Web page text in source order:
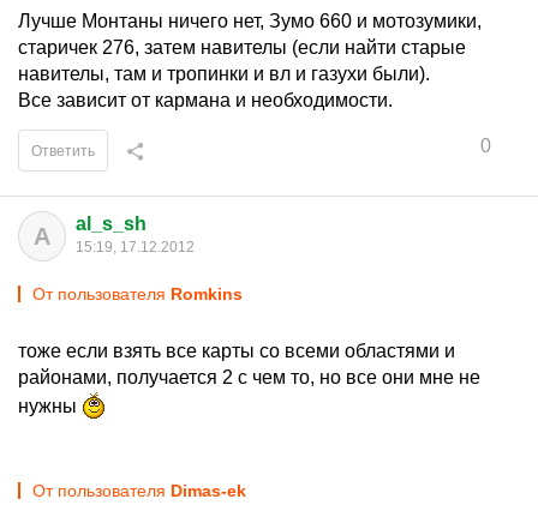
Лучше Монтаны ничего нет, Зумо 660 и мотозумики,
старичек 276, затем навителы (если найти старые
навителы, там и тропинки и вл и газухи были).
Все зависит от кармана и необходимости.
0
Ответить
A al_s_sh
15:19, 17.12.2012
От пользователя Romkins
тоже если взять все карты со всеми областями и
районами, получается 2 с чем то, но все они мне не
нужны
От пользователя Dimas-ek